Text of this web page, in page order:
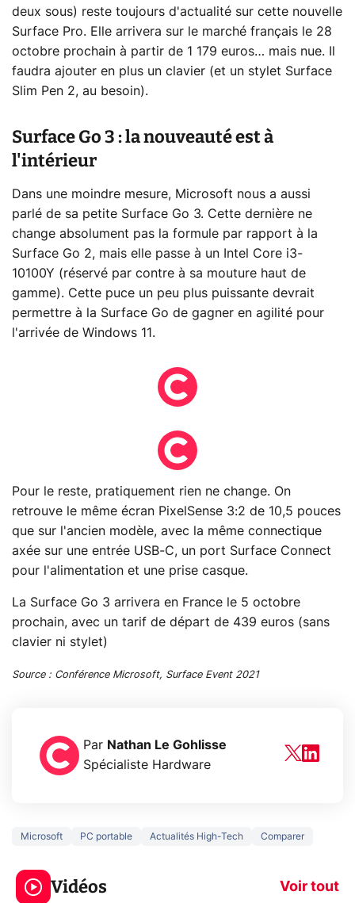
deux sous) reste toujours d'actualité sur cette nouvelle
Surface Pro. Elle arrivera sur le marché français le 28
octobre prochain à partir de 1 179 euros… mais nue. Il
faudra ajouter en plus un clavier (et un stylet Surface
Slim Pen 2, au besoin).
Surface Go 3 : la nouveauté est à
l'intérieur
Dans une moindre mesure, Microsoft nous a aussi
parlé de sa petite Surface Go 3. Cette dernière ne
change absolument pas la formule par rapport à la
Surface Go 2, mais elle passe à un Intel Core i3-
10100Y (réservé par contre à sa mouture haut de
gamme). Cette puce un peu plus puissante devrait
permettre à la Surface Go de gagner en agilité pour
l'arrivée de Windows 11.
Pour le reste, pratiquement rien ne change. On
retrouve le même écran PixelSense 3:2 de 10,5 pouces
que sur l'ancien modèle, avec la même connectique
axée sur une entrée USB-C, un port Surface Connect
pour l'alimentation et une prise casque.
La Surface Go 3 arrivera en France le 5 octobre
prochain, avec un tarif de départ de 439 euros (sans
clavier ni stylet)
Source : Conférence Microsoft, Surface Event 2021
Par Nathan Le Gohlisse
Spécialiste Hardware
Microsoft PC portable Actualités High-Tech Comparer
Vidéos Voir tout
3 écrans en 1 pour
319€ ? Voici L'AOC
CQ32G4ZA !
5
prochaine